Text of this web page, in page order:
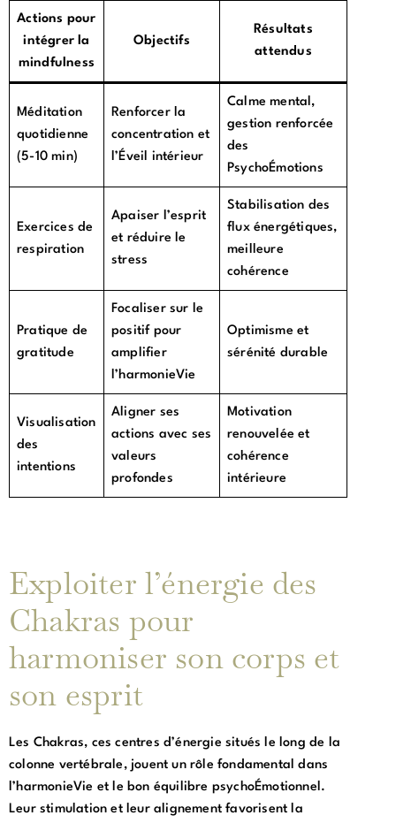
Actions pour
intégrer la
mindfulness
Objectifs
Résultats
attendus
Méditation
quotidienne
(5-10 min)
Renforcer la
concentration et
l’Éveil intérieur
Calme mental,
gestion renforcée
des
PsychoÉmotions
Exercices de
respiration
Apaiser l’esprit
et réduire le
stress
Stabilisation des
flux énergétiques,
meilleure
cohérence
Pratique de
gratitude
Focaliser sur le
positif pour
amplifier
l’harmonieVie
Optimisme et
sérénité durable
Visualisation
des
intentions
Aligner ses
actions avec ses
valeurs
profondes
Motivation
renouvelée et
cohérence
intérieure
Exploiter l’énergie des
Chakras pour
harmoniser son corps et
son esprit
Les Chakras, ces centres d’énergie situés le long de la
colonne vertébrale, jouent un rôle fondamental dans
l’harmonieVie et le bon équilibre psychoÉmotionnel.
Leur stimulation et leur alignement favorisent la